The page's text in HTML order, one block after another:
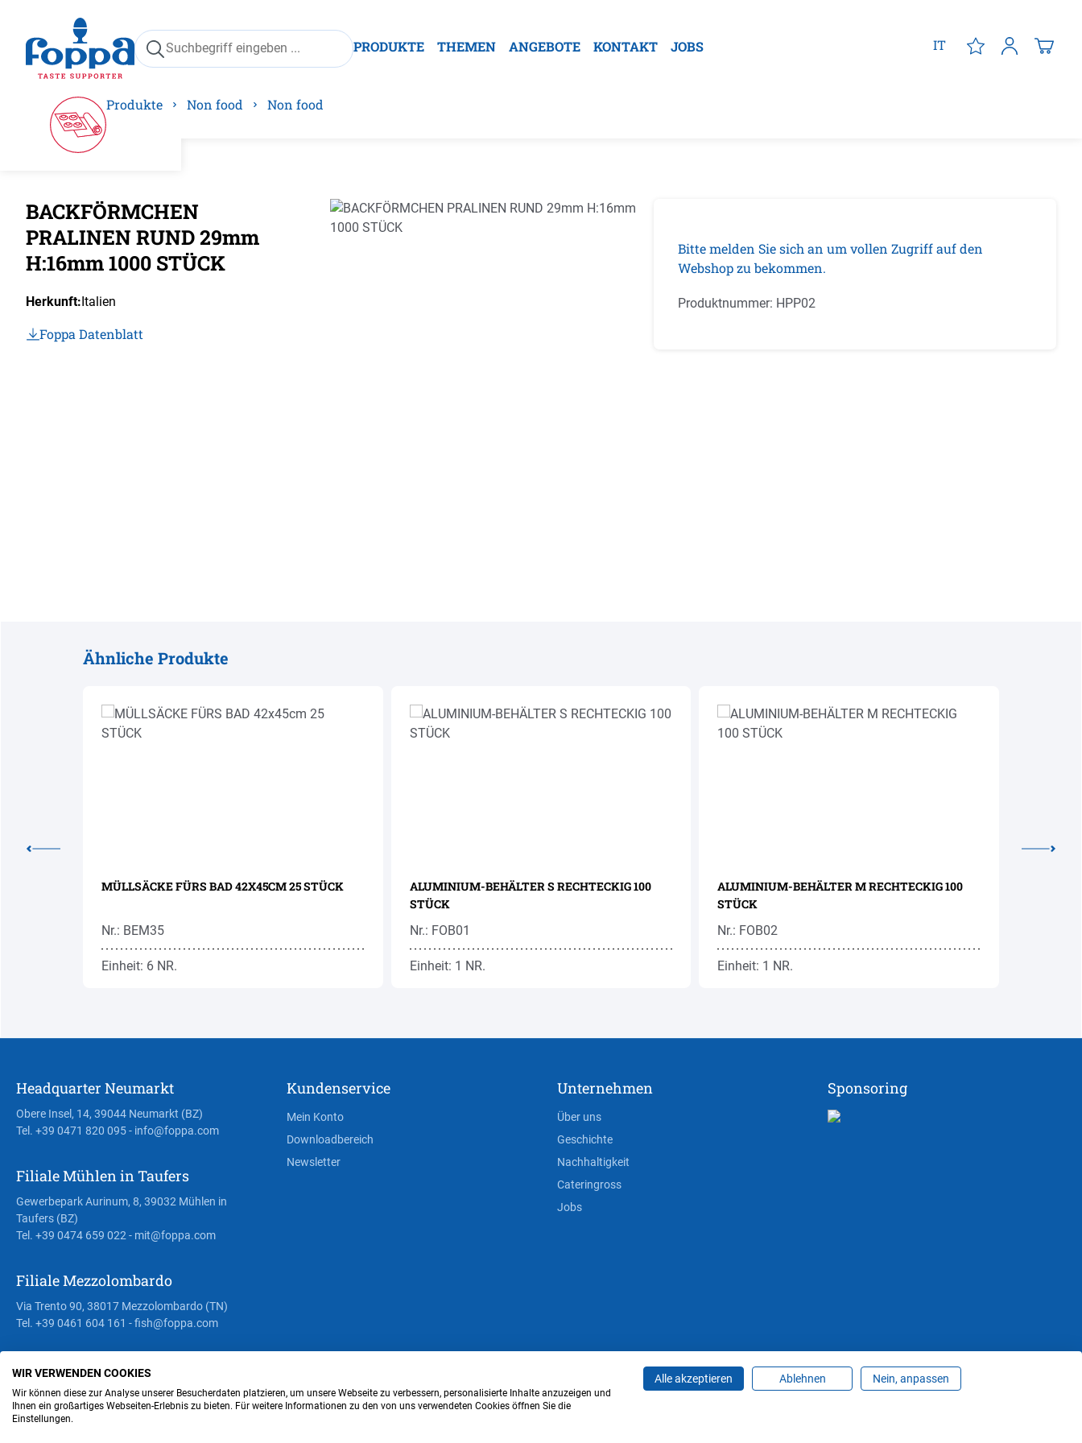
Zur Hauptnavigation springen
PRODUKTE THEMEN ANGEBOTE KONTAKT JOBS IT
Produkte Non food Non food
BACKFÖRMCHEN
PRALINEN RUND 29mm
H:16mm 1000 STÜCK
Herkunft:Italien
Foppa Datenblatt
Bildergalerie überspringen
Bitte melden Sie sich an um vollen Zugriff auf den
Webshop zu bekommen.
Produktnummer: HPP02
Ähnliche Produkte
MÜLLSÄCKE FÜRS BAD 42X45CM 25 STÜCK
Nr.: BEM35
Einheit: 6 NR.
ALUMINIUM-BEHÄLTER S RECHTECKIG 100
STÜCK
Nr.: FOB01
Einheit: 1 NR.
ALUMINIUM-BEHÄLTER M RECHTECKIG 100
STÜCK
Nr.: FOB02
Einheit: 1 NR.
Headquarter Neumarkt
Obere Insel, 14, 39044 Neumarkt (BZ)
Tel. +39 0471 820 095- info@foppa.com
Filiale Mühlen in Taufers
Gewerbepark Aurinum, 8, 39032 Mühlen in
Taufers (BZ)
Tel. +39 0474 659 022 - mit@foppa.com
Filiale Mezzolombardo
Via Trento 90, 38017 Mezzolombardo (TN)
Tel. +39 0461 604 161 - fish@foppa.com
Kundenservice
Mein Konto
Downloadbereich
Newsletter
Unternehmen
Über uns
Geschichte
Nachhaltigkeit
Cateringross
Jobs
Sponsoring
Steuer- und MwSt.- Nr. IT00676670219 AGB Privacy Policy Impressum
Cookie-Einstellungen ändern
WIR VERWENDEN COOKIES
Wir können diese zur Analyse unserer Besucherdaten platzieren, um unsere Webseite zu verbessern, personalisierte Inhalte anzuzeigen und
Ihnen ein großartiges Webseiten-Erlebnis zu bieten. Für weitere Informationen zu den von uns verwendeten Cookies öffnen Sie die
Einstellungen.
Alle akzeptieren Ablehnen Nein, anpassen